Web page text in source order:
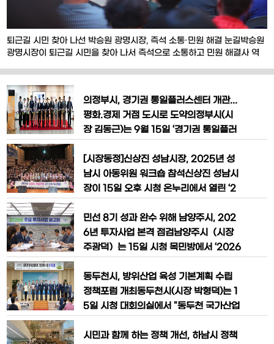
퇴근길 시민 찾아 나선 박승원 광명시장, 즉석 소통·민원 해결 눈길박승원
광명시장이 퇴근길 시민을 찾아 나서 즉석으로 소통하고 민원 해결사 역
역 쉼터에서 열린 ‘찾아가는 시민과의 대화-퇴근길에 만나요!’에서 퇴근길
시민 100여 명 소통했다.이번 행사는 평일 낮 진행된 기존 ‘시민과의 대
화’에 참석하기 어려웠던 직장인과 학생의정부시, 경기권 통일플러스센터 개관...
평화.경제 거점 도시로 도약​의정부시(시
장 김동근)는 9월 15일 ‘경기권 통일플러
향한 새로운 도약을 알렸다.반환 미군공여
지인 캠프 라과디아 부지에 위치한 경기권
통일플러스센터는 남북 화해와 통일 공감
플러스센터를 통해 시민들에게 평화‧통일
교육을 제공하고, 다양한 체험과 전시를
[시장동정]신상진 성남시장, 2025년 성
남시 아동위원 워크숍 참석신상진 성남시
장이 15일 오후 시청 온누리에서 열린 ‘2
엔테이션)’에 참석해 동별 대표위원 50명
에게 위촉장을 수여했다.이날 신 시장은
기념사를 통해 “지난 8월 조례 개정을 통
로 대폭 확대했다”며 “아동위원 여러분의
다양한 네트워크로 도움이 필요한 아이
민선 8기 성과 완수 위해 남양주시, 202
6년 투자사업 본격 점검​남양주시（시장
주광덕）는 15일 시청 목민방에서 ‘2026
고회는 첫날 기획조정실과 환경국을 시작
으로 10월 1일까지 5회에 걸쳐 부서별로
진행될 예정이다.이번 보고회는 민선 8기
투자사업의 우선순위를 점검하고 전략을
동두천시, 방위산업 육성 기본계획 수립
정책포럼 개최​동두천시(시장 박형덕)는 1
5일 시청 대회의실에서 "동두천 국가산업
로 ‘동두천 방위산업 육성 기본계획 수립’
시민과 함께 하는 정책 개선, 하남시 정책